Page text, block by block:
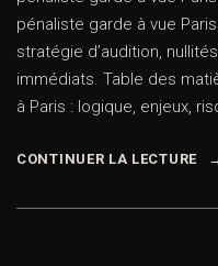
pénaliste garde à vue
stratégie d’audition,
immédiats. Table des
à Paris : logique, enjeux,
CONTINUER LA LECTURE